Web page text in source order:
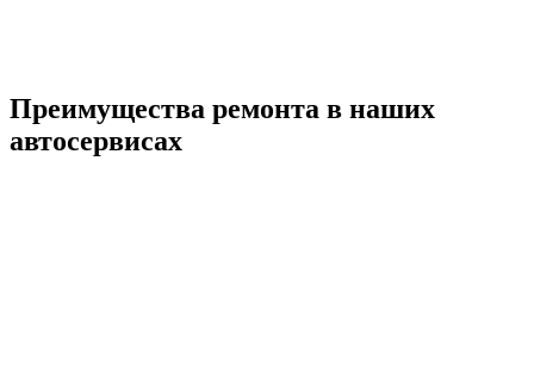
Преимущества ремонта в наших
автосервисах